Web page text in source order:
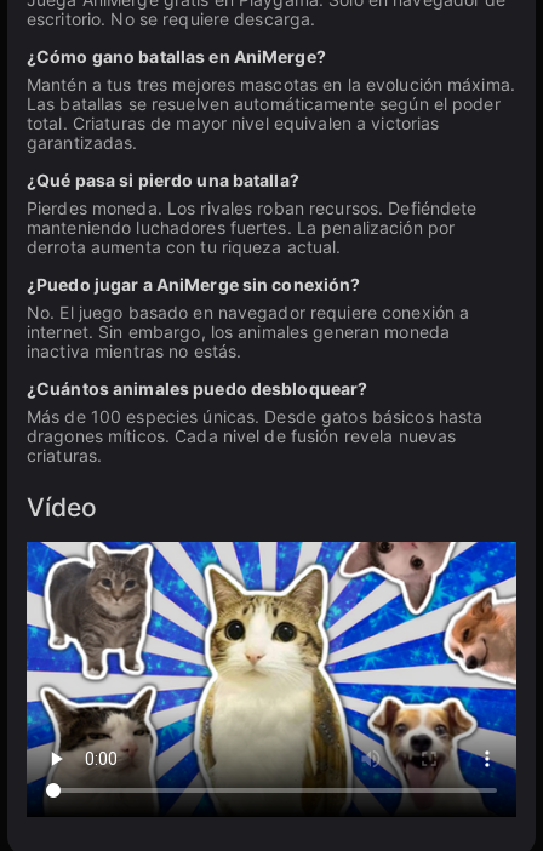
escritorio. No se requiere descarga.
¿Cómo gano batallas en AniMerge?
Mantén a tus tres mejores mascotas en la evolución máxima.
Las batallas se resuelven automáticamente según el poder
total. Criaturas de mayor nivel equivalen a victorias
garantizadas.
¿Qué pasa si pierdo una batalla?
Pierdes moneda. Los rivales roban recursos. Defiéndete
manteniendo luchadores fuertes. La penalización por
derrota aumenta con tu riqueza actual.
¿Puedo jugar a AniMerge sin conexión?
No. El juego basado en navegador requiere conexión a
internet. Sin embargo, los animales generan moneda
inactiva mientras no estás.
¿Cuántos animales puedo desbloquear?
Más de 100 especies únicas. Desde gatos básicos hasta
dragones míticos. Cada nivel de fusión revela nuevas
criaturas.
Vídeo